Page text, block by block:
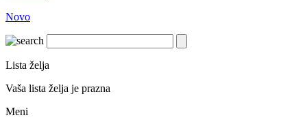
Novo
Lista želja
Vaša lista želja je prazna
Meni